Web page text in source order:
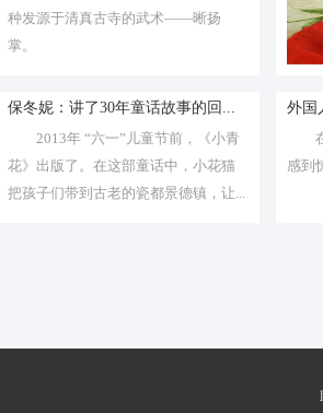
种发源于清真古寺的武术——晰扬
掌。
保冬妮：讲了30年童话故事的回...
2013年 “六一”儿童节前，《小青
花》出版了。在这部童话中，小花猫
把孩子们带到古老的瓷都景德镇，让...
外国
感到